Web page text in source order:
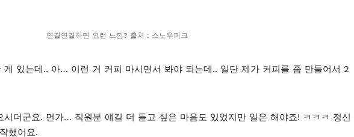
연결연결하면 요런 느낌? 출처 : 스노우피크
게 있는데.. 아… 이런 거 커피 마시면서 봐야 되는데.. 일단 제가 커피를 좀 만들어서 2
시더군요. 먼가… 직원분 얘길 더 듣고 싶은 마음도 있었지만 일은 해야죠! ㅋㅋㅋ 정신
했어요.